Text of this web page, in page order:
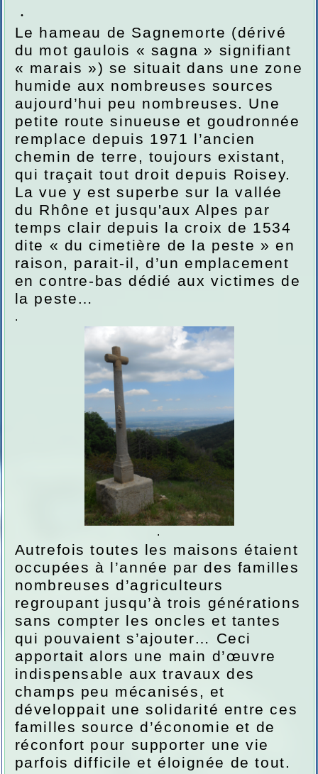
.
Le hameau de Sagnemorte (dérivé
du mot gaulois « sagna » signifiant
« marais ») se situait dans une zone
humide aux nombreuses sources
aujourd’hui peu nombreuses. Une
petite route sinueuse et goudronnée
remplace depuis 1971 l’ancien
chemin de terre, toujours existant,
qui traçait tout droit depuis Roisey.
La vue y est superbe sur la vallée
du Rhône et jusqu'aux Alpes par
temps clair depuis la croix de 1534
dite « du cimetière de la peste » en
raison, parait-il, d’un emplacement
en contre-bas dédié aux victimes de
la peste…
.
.
Autrefois toutes les maisons étaient
occupées à l’année par des familles
nombreuses d’agriculteurs
regroupant jusqu’à trois générations
sans compter les oncles et tantes
qui pouvaient s’ajouter… Ceci
apportait alors une main d’œuvre
indispensable aux travaux des
champs peu mécanisés, et
développait une solidarité entre ces
familles source d’économie et de
réconfort pour supporter une vie
parfois difficile et éloignée de tout.